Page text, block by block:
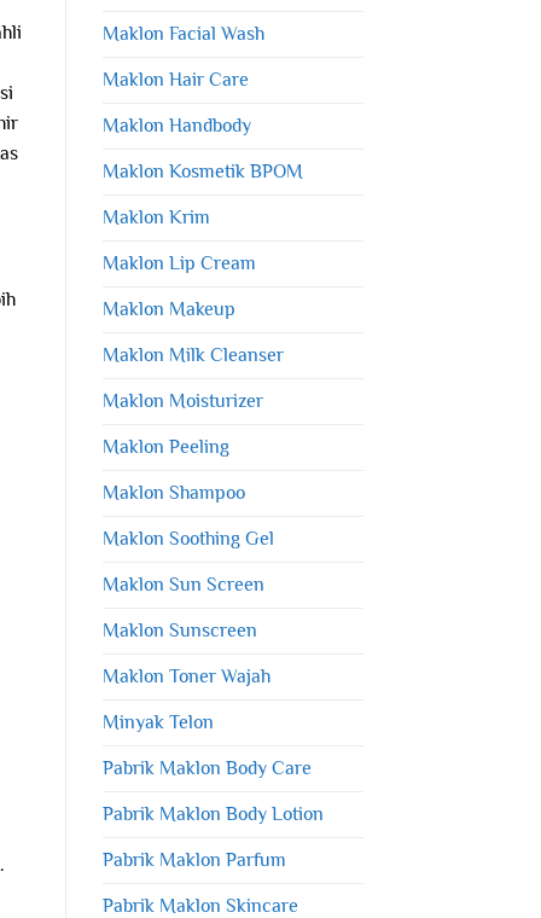
Maklon Facial Wash
Maklon Hair Care
Maklon Handbody
Maklon Kosmetik BPOM
Maklon Krim
Maklon Lip Cream
Maklon Makeup
Maklon Milk Cleanser
Maklon Moisturizer
Maklon Peeling
Maklon Shampoo
Maklon Soothing Gel
Maklon Sun Screen
Maklon Sunscreen
Maklon Toner Wajah
Minyak Telon
Pabrik Maklon Body Care
Pabrik Maklon Body Lotion
Pabrik Maklon Parfum
Pabrik Maklon Skincare